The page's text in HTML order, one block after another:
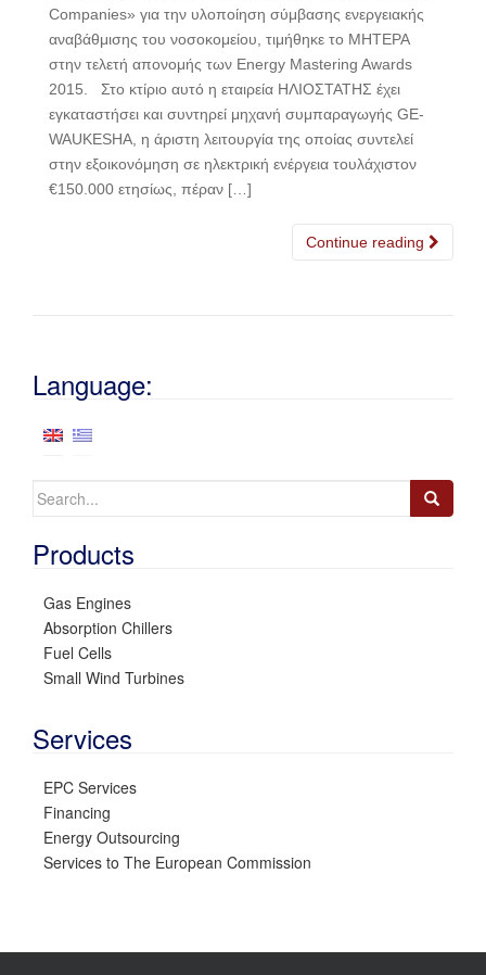
Companies» για την υλοποίηση σύμβασης ενεργειακής
αναβάθμισης του νοσοκομείου, τιμήθηκε το ΜΗΤΕΡΑ
στην τελετή απονομής των Energy Mastering Awards
2015. Στο κτίριο αυτό η εταιρεία ΗΛΙΟΣΤΑΤΗΣ έχει
εγκαταστήσει και συντηρεί μηχανή συμπαραγωγής GE-
WAUKESHA, η άριστη λειτουργία της οποίας συντελεί
στην εξοικονόμηση σε ηλεκτρική ενέργεια τουλάχιστον
€150.000 ετησίως, πέραν […]
Continue reading
Language:
Search
Products
Gas Engines
Absorption Chillers
Fuel Cells
Small Wind Turbines
Services
EPC Services
Financing
Energy Outsourcing
Services to The European Commission